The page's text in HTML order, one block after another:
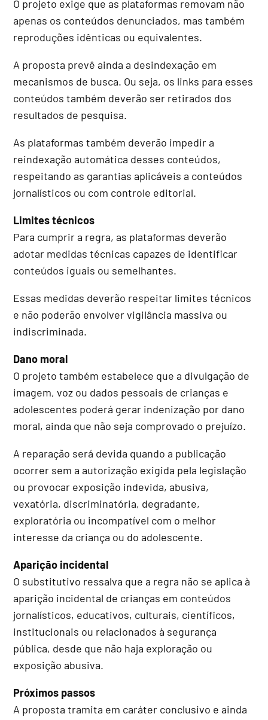
O projeto exige que as plataformas removam não
apenas os conteúdos denunciados, mas também
reproduções idênticas ou equivalentes.
A proposta prevê ainda a desindexação em
mecanismos de busca. Ou seja, os links para esses
conteúdos também deverão ser retirados dos
resultados de pesquisa.
As plataformas também deverão impedir a
reindexação automática desses conteúdos,
respeitando as garantias aplicáveis a conteúdos
jornalísticos ou com controle editorial.
Limites técnicos
Para cumprir a regra, as plataformas deverão
adotar medidas técnicas capazes de identificar
conteúdos iguais ou semelhantes.
Essas medidas deverão respeitar limites técnicos
e não poderão envolver vigilância massiva ou
indiscriminada.
Dano moral
O projeto também estabelece que a divulgação de
imagem, voz ou dados pessoais de crianças e
adolescentes poderá gerar indenização por dano
moral, ainda que não seja comprovado o prejuízo.
A reparação será devida quando a publicação
ocorrer sem a autorização exigida pela legislação
ou provocar exposição indevida, abusiva,
vexatória, discriminatória, degradante,
exploratória ou incompatível com o melhor
interesse da criança ou do adolescente.
Aparição incidental
O substitutivo ressalva que a regra não se aplica à
aparição incidental de crianças em conteúdos
jornalísticos, educativos, culturais, científicos,
institucionais ou relacionados à segurança
pública, desde que não haja exploração ou
exposição abusiva.
Próximos passos
A proposta tramita em caráter conclusivo e ainda